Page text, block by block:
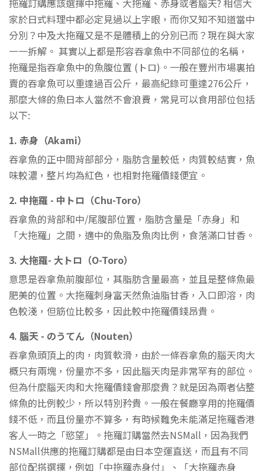
家於日式料理中都必定見過以上字眼，而你又知不知道當中
分別？中及大拖羅又是不是體積上的分別已而？現在與大家
一一拆解。 其實以上都是形容吞拿魚中不同部位的名稱，
拖羅是指吞拿魚中的魚腹位置 (トロ)。一般在豐州市場裏拍
賣的吞拿魚可以重達過百公斤，最高紀錄可重達276公斤，
那麼大條的魚日本人當然不會浪費，常見可以食用部位包括
以下:
1. 赤身（Akami）
吞拿魚的正中間背部部分，脂肪含量較低，肉質較結實，魚
味較濃，整片均為紅色，也相對拖羅價錢便宜。
2. 中拖羅 - 中トロ（Chu-Toro）
吞拿魚的背部和中/尾腹部位置，脂肪含量是「赤身」和
「大拖羅」之間，適中的魚脂及魚肉比例，食落滿口甘香。
3. 大拖羅- 大トロ（O-Toro）
意思是吞拿魚前腹部位，其脂肪含量最高，並且是整條魚最
肥美的位置。大拖羅刺身富天然魚油脂甘香，入口即溶，肉
色較淺，但筋位比較多，因此較中拖羅價錢昂貴。
4. 腦天 - のうてん（Nouten）
吞拿魚頭頂上的肉，肉質軟滑，由於一條吞拿魚的腦天肉大
概只有兩塊，份量亦不多，因此腦天肉是非常罕有的部位。
但為什麼腦天肉和大拖羅價錢會那麼貴？就是因為兩者佔整
條魚的比例較少，所以特別矜貴。一般在餐廳享用的拖羅價
錢不低，而且份量亦不算多，有時候難免未能滿足拖羅香港
客人一時之「慾望」。拖羅訂購當然去NSMall，因為我們
NSMall供應的拖羅訂購都是由日本空運直送，而且有不同
部位配搭選擇，例如「中拖羅赤身付」、「大拖羅赤身